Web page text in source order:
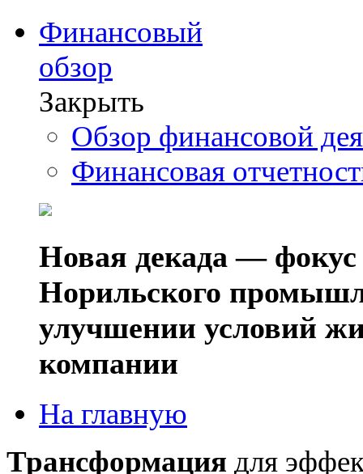
Финансовый
обзор
Закрыть
Обзор финансовой
Финансовая
Новая декада — фокус
Норильского
улучшении условий
компании
На главную
Трансформация для